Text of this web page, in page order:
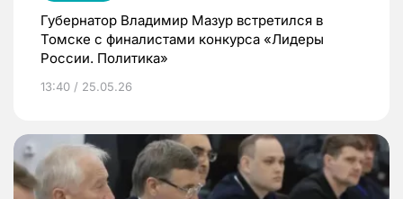
Губернатор Владимир Мазур встретился в
Томске с финалистами конкурса «Лидеры
России. Политика»
13:40 / 25.05.26